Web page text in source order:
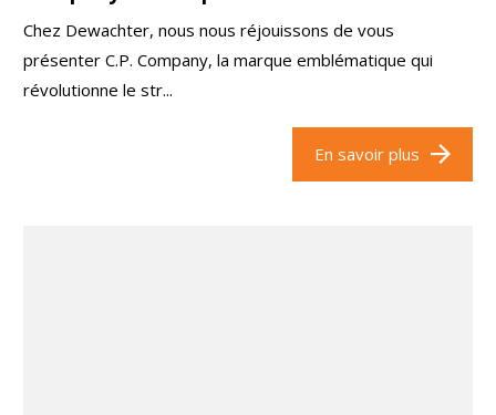
Chez Dewachter, nous nous réjouissons de vous
présenter C.P. Company, la marque emblématique qui
révolutionne le str...
En savoir plus